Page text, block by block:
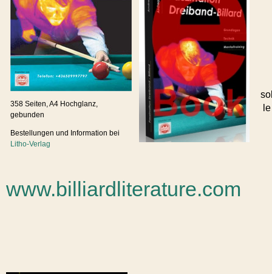
358 Seiten, A4 Hochglanz,
gebunden
Bestellungen und Information bei
Litho-Verlag
www.billiardliterature.com